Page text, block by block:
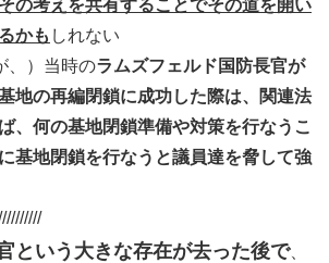
の考えを共有することでその道を開い
かも しれない
、）当時のラムズフェルド国防長官が
地の再編閉鎖に成功した際は、関連法
、何の基地閉鎖準備や対策を行なうこ
基地閉鎖を行なうと議員達を脅して強
という大きな存在が去った後で、